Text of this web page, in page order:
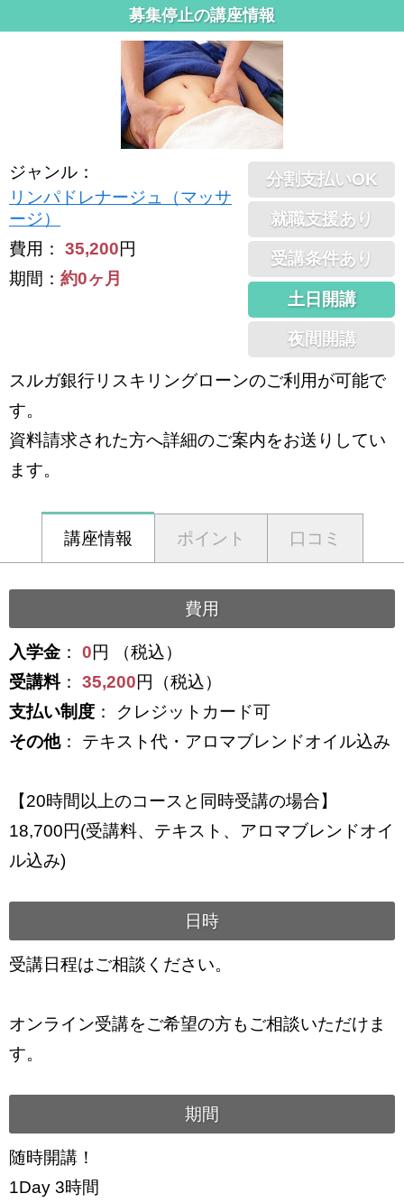
募集停止の講座情報
ジャンル ：
リンパドレナージュ（マッサ
ージ）
費用： 35,200円
期間： 約0ヶ月
分割支払いOK
就職支援あり
受講条件あり
土日開講
夜間開講
スルガ銀行リスキリングローンのご利用が可能で
す。
資料請求された方へ詳細のご案内をお送りしてい
ます。
講座情報 ポイント 口コミ
費用
入学金 ： 0円 （税込）
受講料： 35,200円（税込）
支払い制度 ： クレジットカード可
その他： テキスト代・アロマブレンドオイル込み
【20時間以上のコースと同時受講の場合】
18,700円(受講料、テキスト、アロマブレンドオイ
ル込み)
日時
受講日程はご相談ください。
オンライン受講をご希望の方もご相談いただけま
す。
期間
随時開講！
1Day 3時間